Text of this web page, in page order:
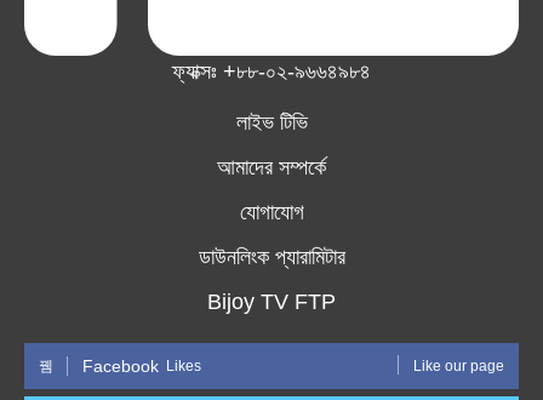
ফ্যাক্সঃ +৮৮-০২-৯৬৬৪৯৮৪
লাইভ টিভি
আমাদের সম্পর্কে
যোগাযোগ
ডাউনলিংক প্যারামিটার
Bijoy TV FTP
Facebook Likes Like our page